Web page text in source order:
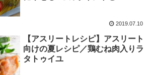
2019.07.10
【アスリートレシピ】アスリート
向けの夏レシピ／鶏むね肉入りラ
タトゥイユ